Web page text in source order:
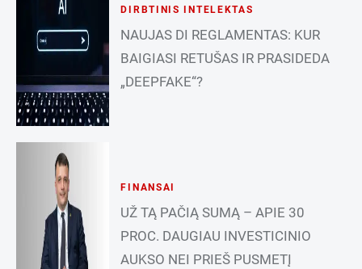
DIRBTINIS INTELEKTAS
NAUJAS DI REGLAMENTAS: KUR
BAIGIASI RETUŠAS IR PRASIDEDA
„DEEPFAKE“?
FINANSAI
UŽ TĄ PAČIĄ SUMĄ – APIE 30
PROC. DAUGIAU INVESTICINIO
AUKSO NEI PRIEŠ PUSMETĮ